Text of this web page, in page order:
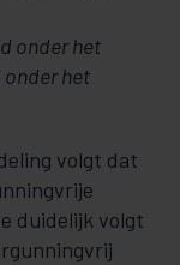
onder het
het
volgt dat
duidelijk volgt